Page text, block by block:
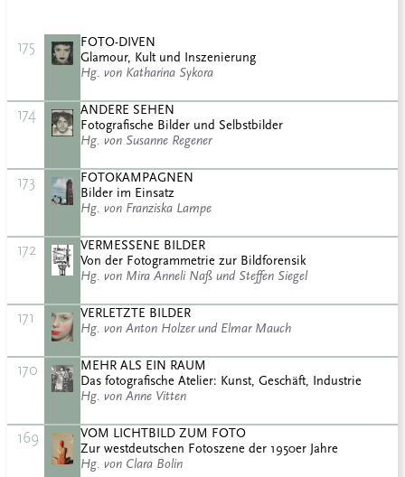
175
FOTO-DIVEN
Glamour, Kult und Inszenierung
Hg. von Katharina Sykora
174
ANDERE SEHEN
Fotografische Bilder und Selbstbilder
Hg. von Susanne Regener
173
FOTOKAMPAGNEN
Bilder im Einsatz
Hg. von Franziska Lampe
172
VERMESSENE BILDER
Von der Fotogrammetrie zur Bildforensik
Hg. von Mira Anneli Naß und Steffen Siegel
171
VERLETZTE BILDER
Hg. von Anton Holzer und Elmar Mauch
170
MEHR ALS EIN RAUM
Das fotografische Atelier: Kunst, Geschäft, Industrie
Hg. von Anne Vitten
169
VOM LICHTBILD ZUM FOTO
Zur westdeutschen Fotoszene der 1950er Jahre
Hg. von Clara Bolin